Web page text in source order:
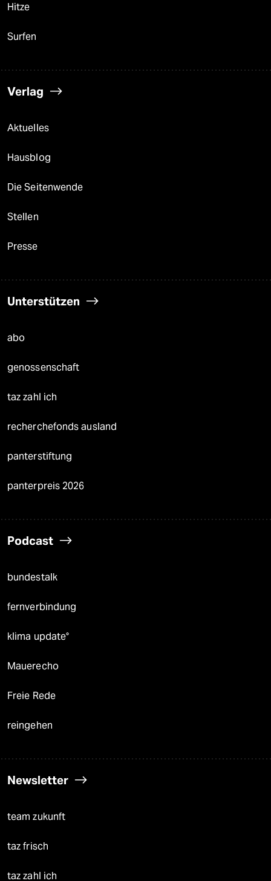
Hitze
Surfen
Verlag
Aktuelles
Hausblog
Die Seitenwende
Stellen
Presse
Unterstützen
abo
genossenschaft
taz zahl ich
recherchefonds ausland
panterstiftung
panterpreis 2026
Podcast
bundestalk
fernverbindung
klima update°
Mauerecho
Freie Rede
reingehen
Newsletter
team zukunft
taz frisch
taz zahl ich